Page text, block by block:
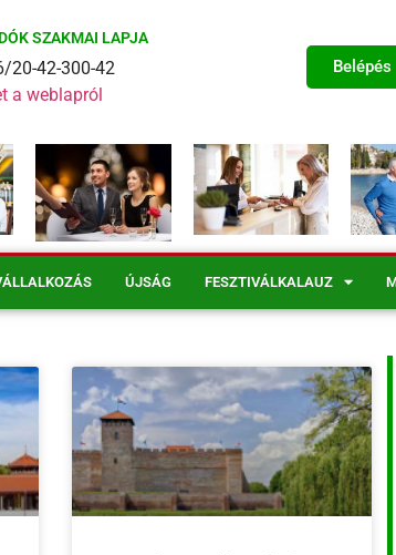
SZAKMAI LAPJA
20-42-300-42
a weblapról
Belépés
ÚJSÁG FESZTIVÁLKALAUZ